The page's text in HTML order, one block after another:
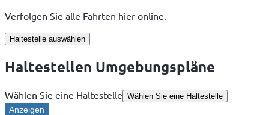
Verfolgen Sie alle Fahrten hier online.
Haltestelle auswählen
Haltestellen Umgebungspläne
Wählen Sie eine Haltestelle Wählen Sie eine Haltestelle
Anzeigen